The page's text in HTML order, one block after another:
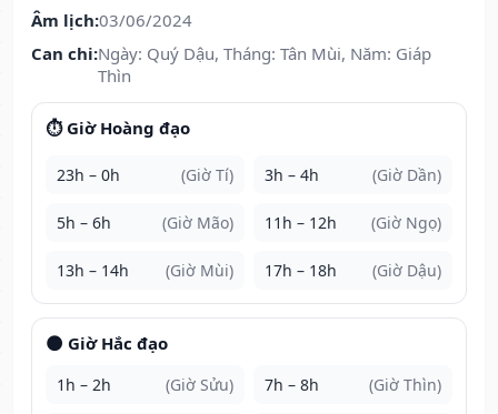
Âm lịch:03/06/2024
Can chi:Ngày: Quý Dậu, Tháng: Tân Mùi, Năm: Giáp
Thìn
⏱️ Giờ Hoàng đạo
23h – 0h (Giờ Tí) 3h – 4h (Giờ Dần)
5h – 6h (Giờ Mão) 11h – 12h (Giờ Ngọ)
13h – 14h (Giờ Mùi) 17h – 18h (Giờ Dậu)
🌑 Giờ Hắc đạo
1h – 2h (Giờ Sửu) 7h – 8h (Giờ Thìn)